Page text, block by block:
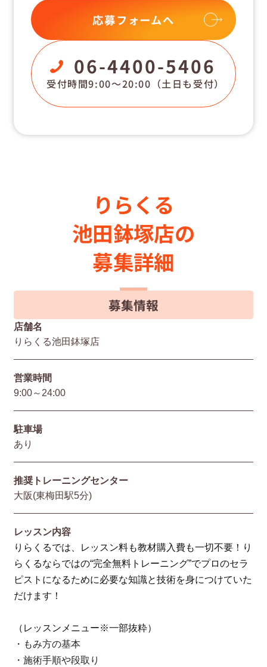
応募フォームへ
06-4400-5406
受付時間9:00〜20:00 （土日も受付）
りらくる
池田鉢塚店の
募集詳細
募集情報
店舗名
りらくる池田鉢塚店
営業時間
9:00～24:00
駐⾞場
あり
推奨トレーニングセンター
大阪(東梅田駅5分)
レッスン内容
りらくるでは、レッスン料も教材購入費も一切不要！り
らくるならではの“完全無料トレーニング”でプロのセラ
ピストになるために必要な知識と技術を身につけていた
だけます！
（レッスンメニュー※一部抜粋）
・もみ方の基本
・施術手順や段取り